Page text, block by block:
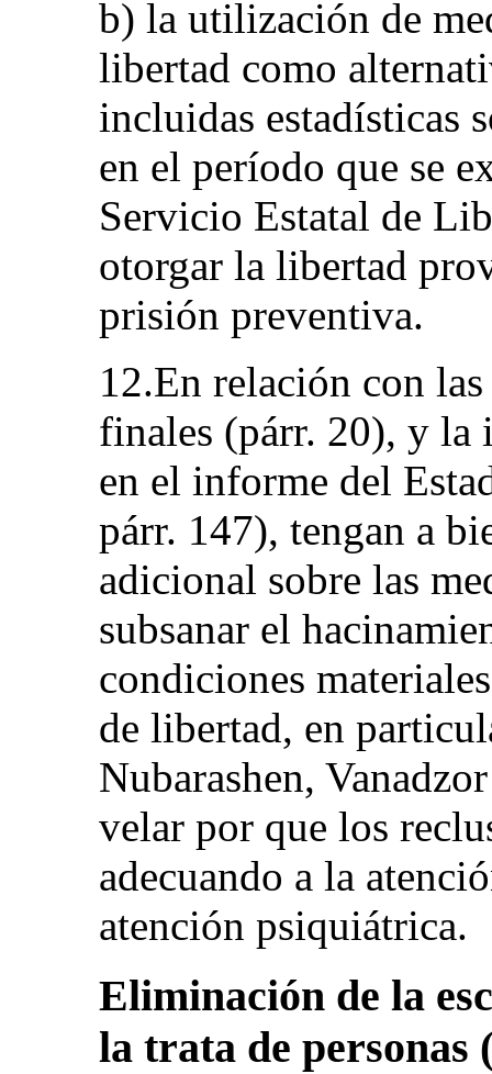
b) la utilización de
libertad como
incluidas estadísticas
en el período que se
Servicio Estatal de
otorgar la libertad
prisión preventiva.
12.En relación con
finales (párr. 20), y la
en el informe del
párr. 147), tengan a
adicional sobre las
subsanar el
condiciones
de libertad, en
Nubarashen,
velar por que los
adecuando a la
atención psiquiátrica.
Eliminación de la
la trata de personas